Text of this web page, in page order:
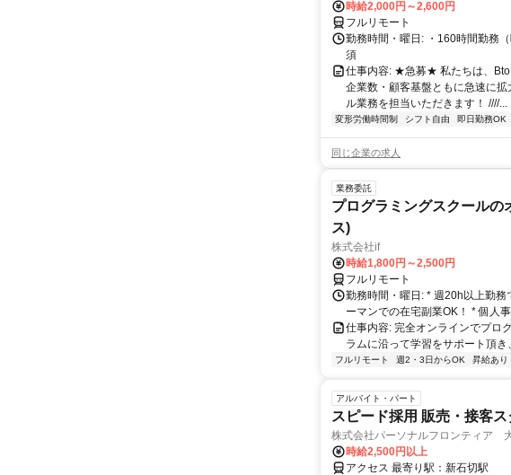
時給2,000円～2,600円
フルリモート
勤務時間・曜日: ・160時間勤務
須
仕事内容: ★急募★ 私たちは、
企業数・顧客基盤ともに急速に
ル業務を担当いただきます！ ////...
変形労働時間制 シフト自由 即日勤務OK
同じ企業の求人
業務委託
プログラミングスクールの
ス)
株式会社if
時給1,800円～2,500円
フルリモート
勤務時間・曜日: * 週20h以上勤
ーマンでの在宅副業OK！ * 個人
仕事内容: 完全オンラインでプロ
ラムに沿って学習をサポート頂
フルリモート 週2・3日からOK 昇給あり
アルバイト・パート
スピード採用 販売・接客ス
株式会社パーソナルフロンティア
時給2,500円以上
アクセス 最寄り駅：新石切駅